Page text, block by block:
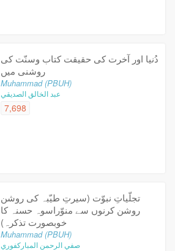
دُنیا اور آخرت کی حقیقت کتاب وسنّت کی
روشنی میں
Muhammad (PBUH)
عبد الخالق الصديقي
7,698
تجلّیاتِ نبوّت (سیرتِ طیّبہ کی روشن
روشن کرنوں سے منوّراسوہ حسنہ کا
خوبصورت تذکرہ)
Muhammad (PBUH)
صفي الرحمن المباركفوري